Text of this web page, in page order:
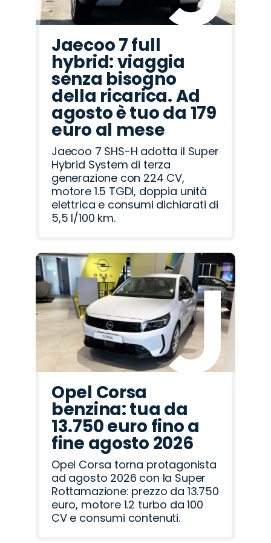
Jaecoo 7 full
hybrid: viaggia
senza bisogno
della ricarica. Ad
agosto è tuo da 179
euro al mese
Jaecoo 7 SHS-H adotta il Super
Hybrid System di terza
generazione con 224 CV,
motore 1.5 TGDI, doppia unità
elettrica e consumi dichiarati di
5,5 l/100 km.
Opel Corsa
benzina: tua da
13.750 euro fino a
fine agosto 2026
Opel Corsa torna protagonista
ad agosto 2026 con la Super
Rottamazione: prezzo da 13.750
euro, motore 1.2 turbo da 100
CV e consumi contenuti.